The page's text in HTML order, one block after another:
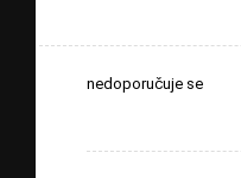
nedoporučuje se